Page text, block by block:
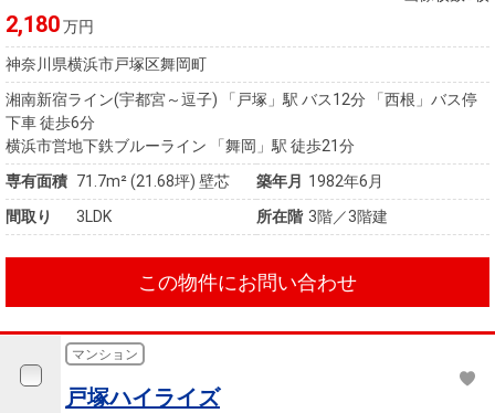
2,180万円
神奈川県横浜市戸塚区舞岡町
湘南新宿ライン(宇都宮～逗子) 「戸塚」駅 バス12分 「西根」バス停
下車 徒歩6分
横浜市営地下鉄ブルーライン 「舞岡」駅 徒歩21分
専有面積 71.7m²(21.68坪) 壁芯 築年月
1982年6月
間取り
3LDK 所在階 3階／3階建
この物件にお問い合わせ
マンション
戸塚ハイライズ